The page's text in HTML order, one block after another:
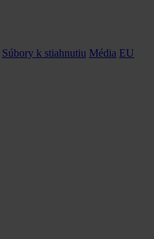
Súbory k stiahnutiu Média EU